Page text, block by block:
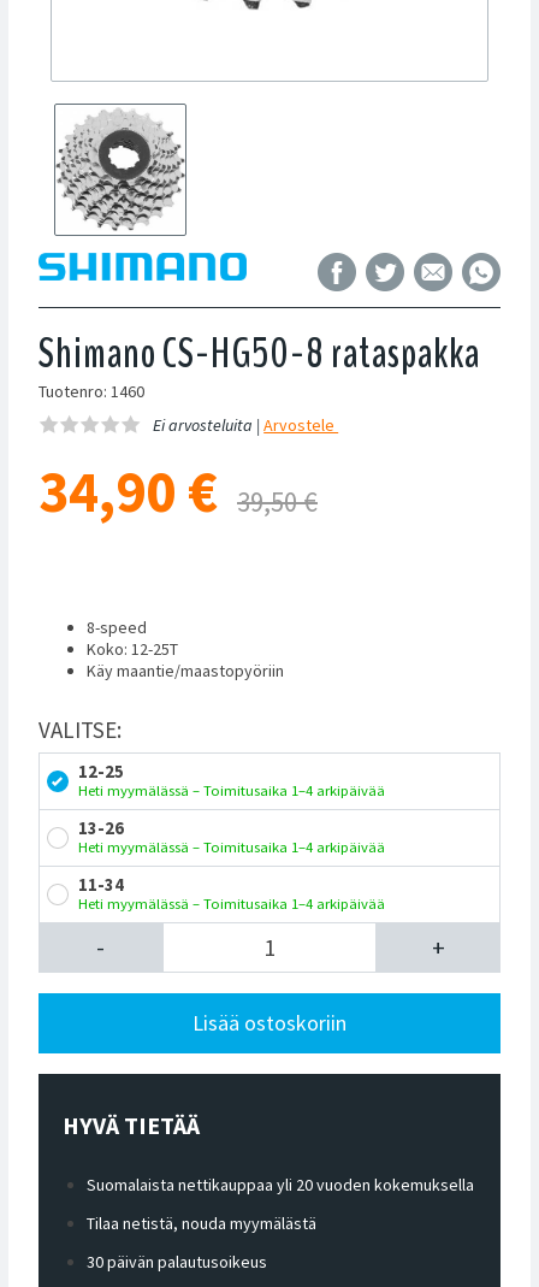
Shimano CS-HG50-8 rataspakka
Tuotenro: 1460
Ei arvosteluita |Arvostele
34,90 € 39,50 €
8-speed
Koko: 12-25T
Käy maantie/maastopyöriin
VALITSE:
12-25
Heti myymälässä – Toimitusaika 1–4 arkipäivää
13-26
Heti myymälässä – Toimitusaika 1–4 arkipäivää
11-34
Heti myymälässä – Toimitusaika 1–4 arkipäivää
- +
Lisää ostoskoriin
HYVÄ TIETÄÄ
Suomalaista nettikauppaa yli 20 vuoden kokemuksella
Tilaa netistä, nouda myymälästä
30 päivän palautusoikeus